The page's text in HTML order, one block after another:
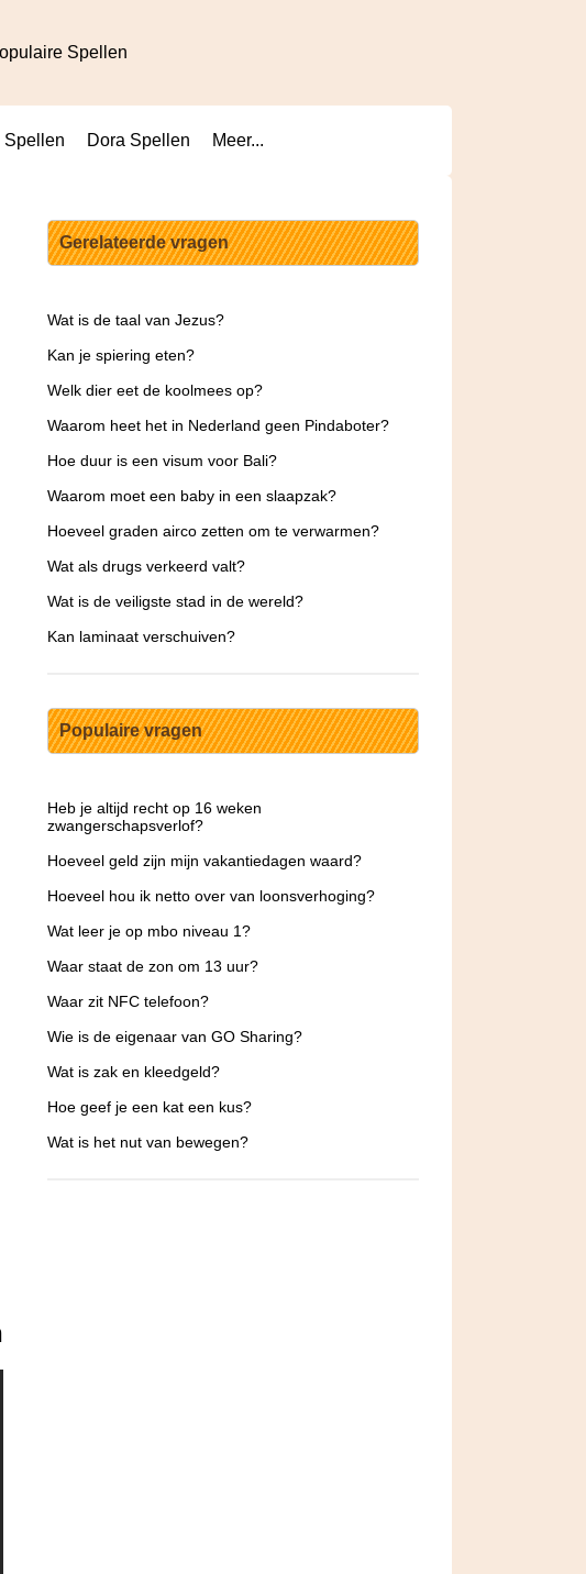
Spellen
Spellen Dora Spellen Meer...
Gerelateerde vragen
Wat is de taal van Jezus?
Kan je spiering eten?
Welk dier eet de koolmees op?
Waarom heet het in Nederland geen Pindaboter?
Hoe duur is een visum voor Bali?
Waarom moet een baby in een slaapzak?
Hoeveel graden airco zetten om te verwarmen?
Wat als drugs verkeerd valt?
Wat is de veiligste stad in de wereld?
Kan laminaat verschuiven?
Populaire vragen
Heb je altijd recht op 16 weken
zwangerschapsverlof?
Hoeveel geld zijn mijn vakantiedagen waard?
Hoeveel hou ik netto over van loonsverhoging?
Wat leer je op mbo niveau 1?
Waar staat de zon om 13 uur?
Waar zit NFC telefoon?
Wie is de eigenaar van GO Sharing?
Wat is zak en kleedgeld?
Hoe geef je een kat een kus?
Wat is het nut van bewegen?